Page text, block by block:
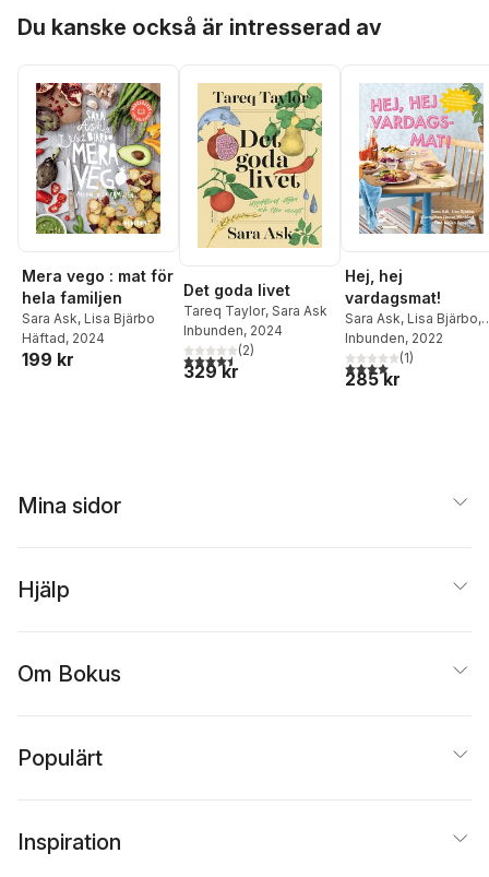
Du kanske också är intresserad av
Mera vego : mat för
hela familjen
Sara Ask, Lisa Bjärbo
Häftad, 2024
199 kr
Det goda livet
Tareq Taylor, Sara Ask
Inbunden, 2024
4,5utav 5 stjärnor. Totalt antal röster:
(2)
329 kr
Hej, hej
vardagsmat!
Sara Ask, Lisa Bjärbo,
Louise Winblad
Inbunden, 2022
4,0utav 5 stjärnor.
(1)
285 kr
Mina sidor
Hjälp
Om Bokus
Populärt
Inspiration